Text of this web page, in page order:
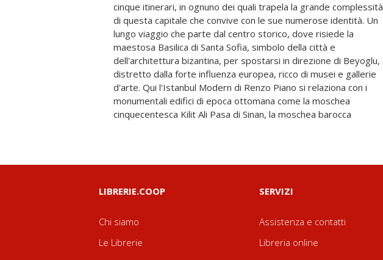
cinque itinerari, in ognuno dei quali trapela la grande complessità
di questa capitale che convive con le sue numerose identità. Un
lungo viaggio che parte dal centro storico, dove risiede la
maestosa Basilica di Santa Sofia, simbolo della città e
dell'architettura bizantina, per spostarsi in direzione di Beyoglu,
distretto dalla forte influenza europea, ricco di musei e gallerie
d'arte. Qui l'Istanbul Modern di Renzo Piano si relaziona con i
monumentali edifici di epoca ottomana come la moschea
cinquecentesca Kilit Ali Pasa di Sinan, la moschea barocca
centro storico. Con questa guida cogliamo quindi l'occasione per
rendere omaggio ai luoghi complessi che caratterizzano una città
a cavallo tra due continenti, che da secoli mescola culture, religioni
ed estetiche differenti. Che gli itinerari suggeriti possano essere
dunque uno spunto, ma anche un invito a perdersi in una città che
nel corso della sua storia ha cambiato nome, da Bisanzio a
Costantinopoli fino all'attuale Istanbul, senza davvero smettere
LIBRERIE.COOP
Chi siamo
Le Librerie
SERVIZI
Assistenza e contatti
Libreria online